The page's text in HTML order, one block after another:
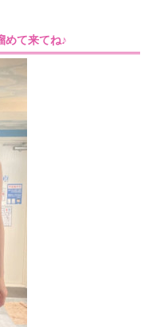
て来てね♪